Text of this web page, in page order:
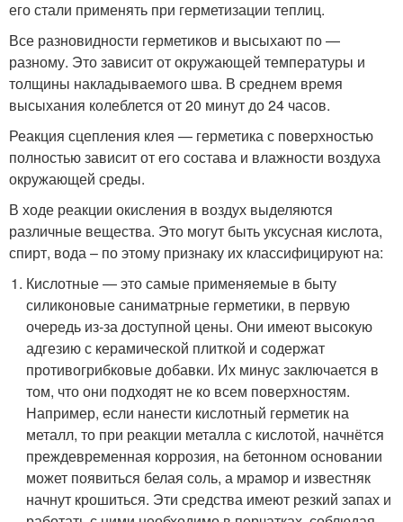
его стали применять при герметизации теплиц.
Все разновидности герметиков и высыхают по —
разному. Это зависит от окружающей температуры и
толщины накладываемого шва. В среднем время
высыхания колеблется от 20 минут до 24 часов.
Реакция сцепления клея — герметика с поверхностью
полностью зависит от его состава и влажности воздуха
окружающей среды.
В ходе реакции окисления в воздух выделяются
различные вещества. Это могут быть уксусная кислота,
спирт, вода – по этому признаку их классифицируют на:
Кислотные — это самые применяемые в быту
силиконовые саниматрные герметики, в первую
очередь из-за доступной цены. Они имеют высокую
адгезию с керамической плиткой и содержат
противогрибковые добавки. Их минус заключается в
том, что они подходят не ко всем поверхностям.
Например, если нанести кислотный герметик на
металл, то при реакции металла с кислотой, начнётся
преждевременная коррозия, на бетонном основании
может появиться белая соль, а мрамор и известняк
начнут крошиться. Эти средства имеют резкий запах и